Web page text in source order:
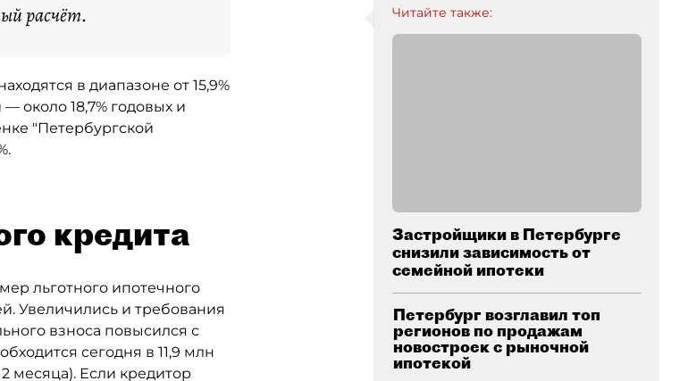
расчёт.
в диапазоне от 15,9%
около 18,7% годовых и
"Петербургской
кредита
льготного ипотечного
Увеличились и требования
взноса повысился с
сегодня в 11,9 млн
месяца). Если кредитор
Читайте также:
Застройщики в Петербурге
снизили зависимость от
семейной ипотеки
Петербург возглавил топ
регионов по продажам
новостроек с рыночной
ипотекой